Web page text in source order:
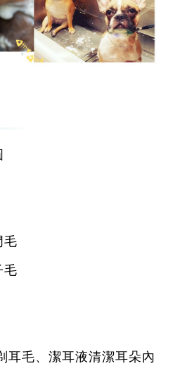
毛
毛
耳毛、潔耳液清潔耳朵內